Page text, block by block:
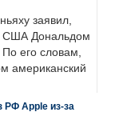
заявил,
США Дональдом
его словам,
американский
Apple из-за